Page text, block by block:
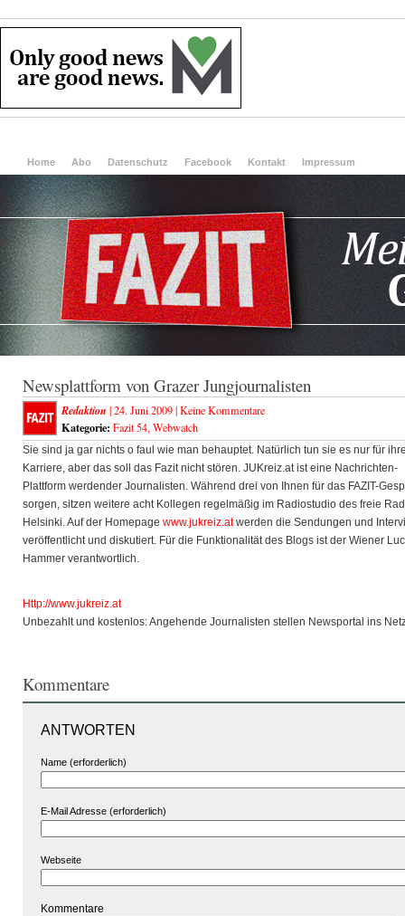
Home Abo Datenschutz Facebook Kontakt Impressum
Newsplattform von Grazer Jungjournalisten
Redaktion | 24. Juni 2009 |Keine Kommentare
Kategorie: Fazit 54, Webwatch
Sie sind ja gar nichts o faul wie man behauptet. Natürlich tun sie es nur für
Karriere, aber das soll das Fazit nicht stören. JUKreiz.at ist eine Nachrichten-
Plattform werdender Journalisten. Während drei von Ihnen für das FAZIT-
sorgen, sitzen weitere acht Kollegen regelmäßig im Radiostudio des freie
Helsinki. Auf der Homepage www.jukreiz.atwerden die Sendungen und
veröffentlicht und diskutiert. Für die Funktionalität des Blogs ist der Wiener
Hammer verantwortlich.
Http://www.jukreiz.at
Unbezahlt und kostenlos: Angehende Journalisten stellen Newsportal ins
Kommentare
ANTWORTEN
Name (erforderlich)
E-Mail Adresse (erforderlich)
Webseite
Kommentare